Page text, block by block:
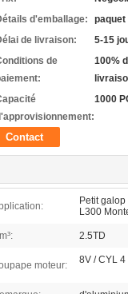
d'emballage:
paquet
de livraison:
5-15
de
100%
1000
Contact
Petit
L300
2.5TD
moteur: 8V / CYL 4